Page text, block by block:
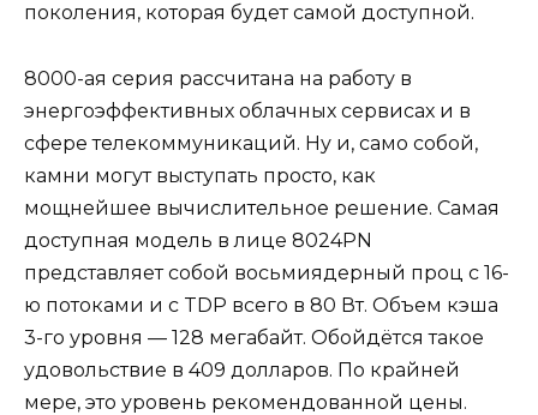
поколения, которая будет самой доступной.
8000-ая серия рассчитана на работу в
энергоэффективных облачных сервисах и в
сфере телекоммуникаций. Ну и, само собой,
камни могут выступать просто, как
мощнейшее вычислительное решение. Самая
доступная модель в лице 8024PN
представляет собой восьмиядерный проц с 16-
ю потоками и с TDP всего в 80 Вт. Объем кэша
3-го уровня — 128 мегабайт. Обойдётся такое
удовольствие в 409 долларов. По крайней
мере, это уровень рекомендованной цены.